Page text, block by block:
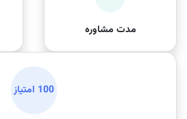
مدت مشاوره
100 امتیاز